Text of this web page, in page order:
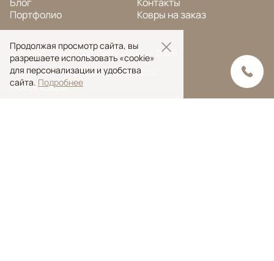
Блог
Портфолио
Контакты
Ковры на заказ
© Ansy Carpet Company 2005 — 2026
Политика конфиденциальности
Поиск ковра
Продолжая просмотр сайта, вы
разрешаете использовать «cookie»
для персонализации и удобства
сайта. Подробнее